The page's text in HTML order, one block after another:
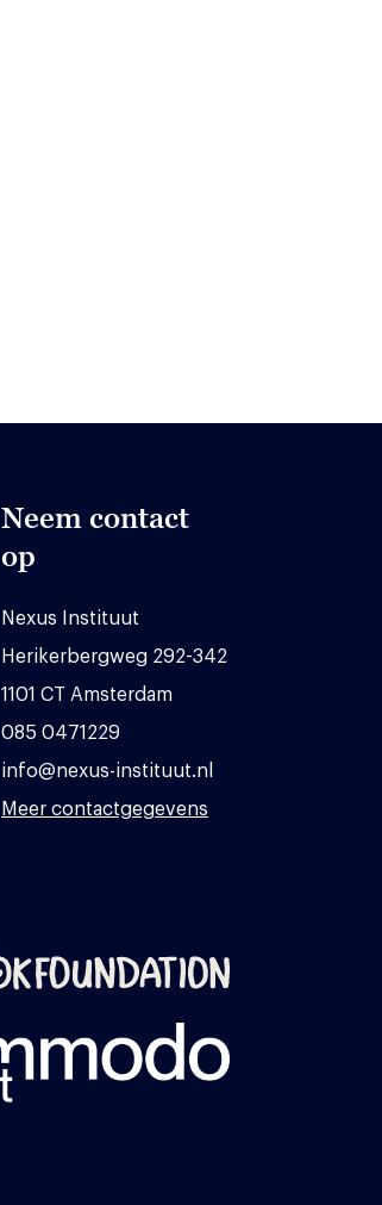
Neem contact
op
Nexus Instituut
Herikerbergweg 292-342
1101 CT Amsterdam
085 0471229
info@nexus-instituut.nl
Meer contactgegevens